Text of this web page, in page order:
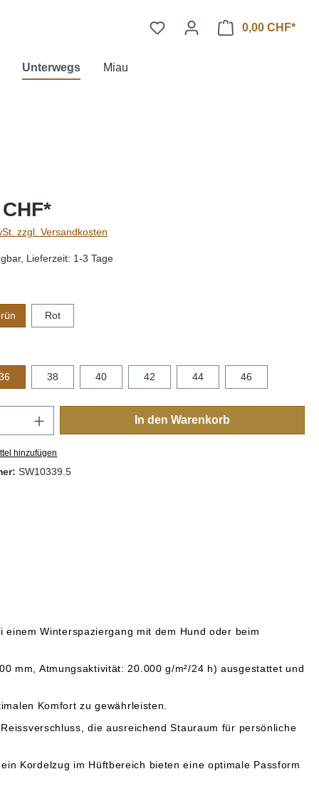
0,00 CHF*
Unterwegs Miau
zzgl. Versandkosten
Lieferzeit: 1-3 Tage
Rot
38 40 42 44 46
Anzahl: Gib den gewünschten Wert ein
In den Warenkorb
hinzufügen
SW10339.5
Winterspaziergang mit dem Hund oder beim
mm, Atmungsaktivität: 20.000 g/m²/24 h) ausgestattet und
Komfort zu gewährleisten.
die ausreichend Stauraum für persönliche
Kordelzug im Hüftbereich bieten eine optimale Passform